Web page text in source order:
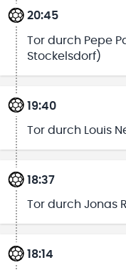
20:45
Tor durch Pepe
Stockelsdorf)
19:40
Tor durch Louis
18:37
Tor durch Jonas
18:14